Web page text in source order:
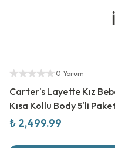
0 Yorum
Carter's Layette Kız
Kısa Kollu Body 5'li
₺ 2,499.99